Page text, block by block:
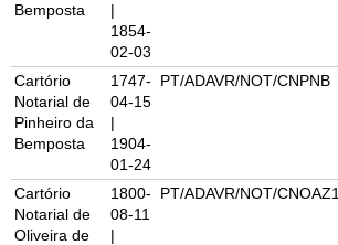
Bemposta
|
1854-
02-03
Cartório
Notarial de
Pinheiro da
Bemposta
1747-
04-15
|
1904-
01-24
PT/ADAVR/NOT/CNPNB
Cartório
Notarial de
Oliveira de
1800-
08-11
|
PT/ADAVR/NOT/CNOAZ1